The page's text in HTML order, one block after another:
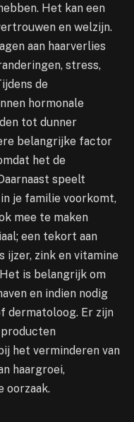
Het kan een
en welzijn.
aan haarverlies
stress,
de
hormonale
tot dunner
belangrijke factor
het de
speelt
je familie voorkomt,
mee te maken
een tekort aan
ijzer, zink en vitamine
is belangrijk om
en indien nodig
dermatoloog. Er zijn
het verminderen van
haargroei,
oorzaak.